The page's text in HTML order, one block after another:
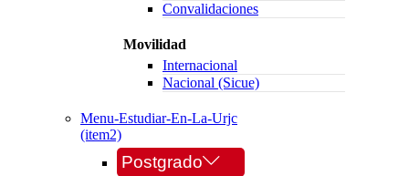
Convalidaciones
Movilidad
Internacional
Nacional (Sicue)
Menu-Estudiar-En-La-Urjc
(item2)
Postgrado